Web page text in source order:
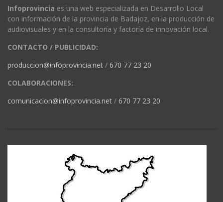
Infoprovincia es una web especializada en Desarrollo Local
con información de la provincia de Badajoz, en la producción de
audiovisuales y en la consultoría y factoría de innovación local.
CONTACTO / PUBLICIDAD:
produccion@infoprovincia.net / 670 77 23 20
COLABORACIONES:
comunicacion@infoprovincia.net / 670 77 23 20